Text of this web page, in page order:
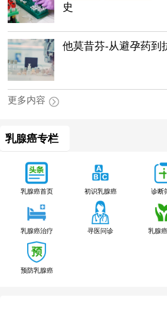
史
他莫昔芬-从避孕药到
更多内容
乳腺癌专栏
乳腺癌首页 初识乳腺癌 诊断
乳腺癌治疗 寻医问诊 乳腺
预防乳腺癌